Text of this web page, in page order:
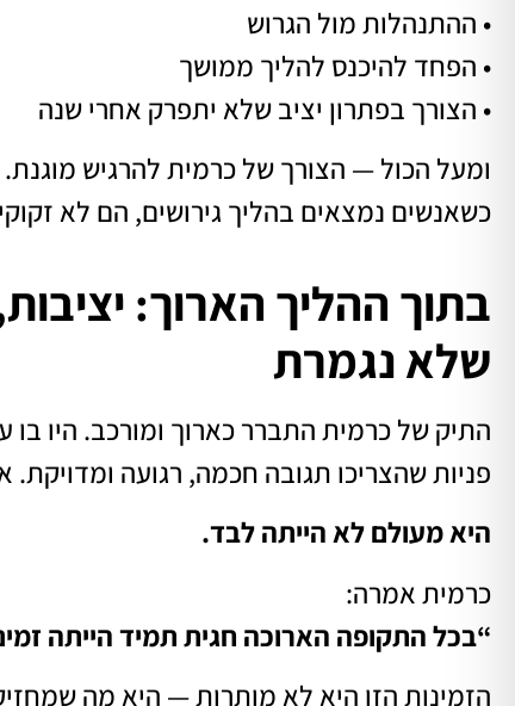
• ההתנהלות מול הגרוש
• הפחד להיכנס להליך ממושך
• הצורך בפתרון יציב שלא יתפרק אחרי שנה
ומעל הכול — הצורך של כרמית להרגיש מוגנת.
כשאנשים נמצאים בהליך גירושים, הם לא
בתוך ההליך הארוך:
שלא נגמרת
התיק של כרמית התברר כארוך ומורכב. היו בו
פניות שהצריכו תגובה חכמה, רגועה
היא מעולם לא הייתה לבד.
כרמית אמרה:
“בכל התקופה הארוכה חגית תמיד הייתה
הזמינות הזו היא לא מותרות — היא מה